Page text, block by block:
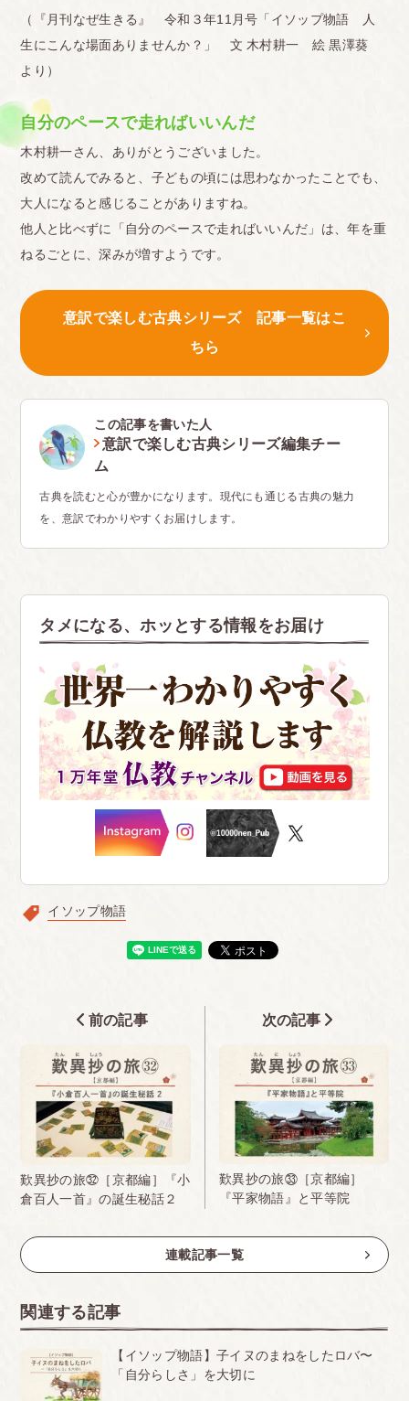
（『月刊なぜ生きる』 令和３年11月号「イソップ物語 人
生にこんな場面ありませんか？」 文 木村耕一 絵 黒澤葵
より）
自分のペースで走ればいいんだ
木村耕一さん、ありがとうございました。
改めて読んでみると、子どもの頃には思わなかったことでも、
大人になると感じることがありますね。
他人と比べずに「自分のペースで走ればいいんだ」は、年を重
ねるごとに、深みが増すようです。
意訳で楽しむ古典シリーズ 記事一覧はこ
ちら
この記事を書いた人
意訳で楽しむ古典シリーズ編集チー
ム
古典を読むと心が豊かになります。現代にも通じる古典の魅力
を、意訳でわかりやすくお届けします。
タメになる、ホッとする情報をお届け
イソップ物語
前の記事
歎異抄の旅㉜［京都編］『小
倉百人一首』の誕生秘話２
歎異抄の旅㉝［京都編］
『平家物語』と平等院
次の記事
連載記事一覧
関連する記事
【イソップ物語】子イヌのまねをしたロバ〜
「自分らしさ」を大切に